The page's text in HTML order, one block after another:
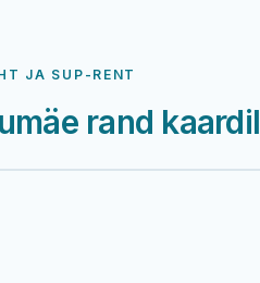
JA SUP-RENT
rand kaardil